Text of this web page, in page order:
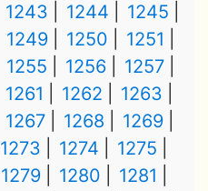
1243 1244
1245
1249 1250
1251
1255 1256
1257
1261 1262
1263
1267 1268
1269
1273 1274
1275
1279 1280
1281